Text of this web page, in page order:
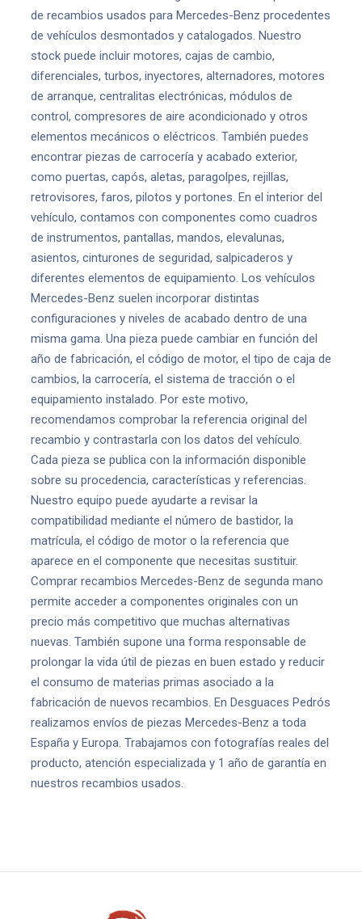
de recambios usados para Mercedes-Benz procedentes
de vehículos desmontados y catalogados. Nuestro
stock puede incluir motores, cajas de cambio,
diferenciales, turbos, inyectores, alternadores, motores
de arranque, centralitas electrónicas, módulos de
control, compresores de aire acondicionado y otros
elementos mecánicos o eléctricos. También puedes
encontrar piezas de carrocería y acabado exterior,
como puertas, capós, aletas, paragolpes, rejillas,
retrovisores, faros, pilotos y portones. En el interior del
vehículo, contamos con componentes como cuadros
de instrumentos, pantallas, mandos, elevalunas,
asientos, cinturones de seguridad, salpicaderos y
diferentes elementos de equipamiento. Los vehículos
Mercedes-Benz suelen incorporar distintas
configuraciones y niveles de acabado dentro de una
misma gama. Una pieza puede cambiar en función del
año de fabricación, el código de motor, el tipo de caja de
cambios, la carrocería, el sistema de tracción o el
equipamiento instalado. Por este motivo,
recomendamos comprobar la referencia original del
recambio y contrastarla con los datos del vehículo.
Cada pieza se publica con la información disponible
sobre su procedencia, características y referencias.
Nuestro equipo puede ayudarte a revisar la
compatibilidad mediante el número de bastidor, la
matrícula, el código de motor o la referencia que
aparece en el componente que necesitas sustituir.
Comprar recambios Mercedes-Benz de segunda mano
permite acceder a componentes originales con un
precio más competitivo que muchas alternativas
nuevas. También supone una forma responsable de
prolongar la vida útil de piezas en buen estado y reducir
el consumo de materias primas asociado a la
fabricación de nuevos recambios. En Desguaces Pedrós
realizamos envíos de piezas Mercedes-Benz a toda
España y Europa. Trabajamos con fotografías reales del
producto, atención especializada y 1 año de garantía en
nuestros recambios usados.